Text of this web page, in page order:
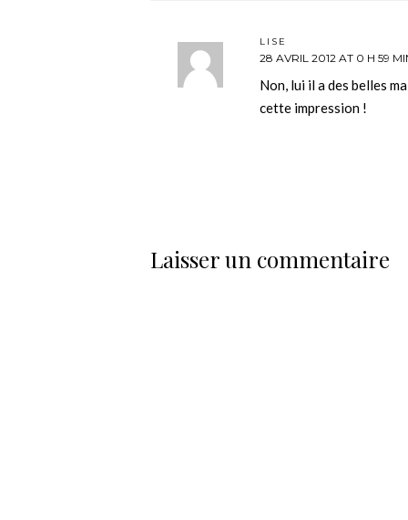
LISE
28 AVRIL 2012 AT 0 H 59
Non, lui il a des belles
cette impression !
Laisser un commentaire